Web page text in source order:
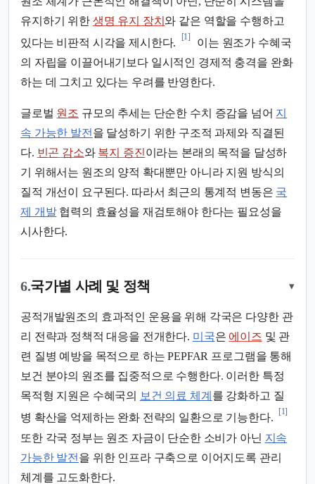
유지하기 위한 생명 유지 장치 와 같은 역할을 수행하고
있다는 비판적 시각을 제시한다.
[1]
이는 원조가 수혜국
의 자립을 이끌어내기보다 일시적인 경제적 충격을 완화
하는 데 그치고 있다는 우려를 반영한다.
글로벌 원조 규모의 추세는 단순한 수치 증감을 넘어 지
속 가능한 발전 을 달성하기 위한 구조적 과제와 직결된
다. 빈곤 감소와 복지 증진이라는 본래의 목적을 달성하
기 위해서는 원조의 양적 확대뿐만 아니라 지원 방식의
질적 개선이 요구된다. 따라서 최근의 통계적 변동은 국
제 개발협력의 효율성을 재검토해야 한다는 필요성을
시사한다.
6.국가별 사례 및 정책 ▾
공적개발원조의 효과적인 운용을 위해 각국은 다양한 관
리 전략과 정책적 대응을 전개한다. 미국은 에이즈 및 관
련 질병 예방을 목적으로 하는 PEPFAR 프로그램을 통해
보건 분야의 원조를 집중적으로 수행한다. 이러한 특정
목적형 지원은 수혜국의
보건 의료 체계 를 강화하고 질
병 확산을 억제하는 완화 전략의 일환으로 기능한다.
[1]
또한 각국 정부는 원조 자금이 단순한 소비가 아닌 지속
가능한 발전 을 위한 인프라 구축으로 이어지도록 관리
체계를 고도화한다.